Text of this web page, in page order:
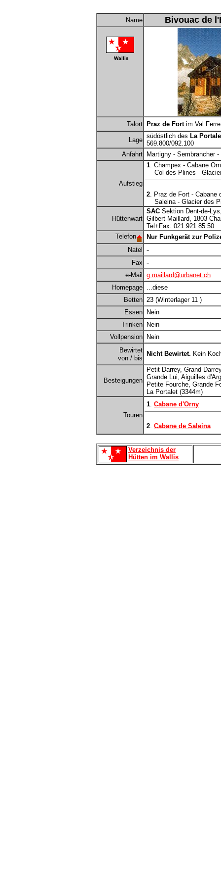
Name Bivouac de
Wallis
Talort Praz de Fortim Val
Lage
südöstlich des La
569.800/092.100
Anfahrt
Martigny - Sembrancher
Aufstieg
1. Champex - Cabane
Col des Plines -
2. Praz de Fort - Cabane
Saleina - Glacier des
Hüttenwart
SAC Sektion Dent-de-
Gilbert Maillard, 1803
Tel+Fax: 021 921 85 50
Telefon
Nur Funkgerät zur
Natel
-
Fax -
e-Mail
g.maillard@urbanet.ch
Homepage ...diese
Betten 23 (Winterlager 11 )
Essen
Nein
Trinken
Nein
Vollpension
Nein
Bewirtet
von / bis
Nicht Bewirtet. Kein
Besteigungen
Petit Darrey, Grand
Grande Lui, Aiguilles
Petite Fourche, Grande
La Portalet (3344m)
Touren
1. Cabane d'Orny
2. Cabane de Saleina
Verzeichnis der
Hütten im Wallis